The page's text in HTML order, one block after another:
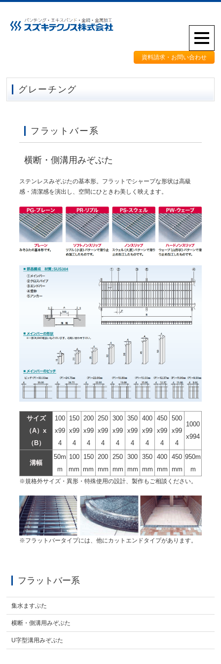
資料請求・お問い合わせ
グレーチング
フラットバー系
横断・側溝用みぞぶた
ステンレスみぞぶたの基本形。フラットでシャープな形状は高級
感・清潔感を演出し、空間にひときわ美しく映えます。
サイズ
（A）x
（B）
100
x99
4
150
x99
4
200
x99
4
250
x99
4
300
x99
4
350
x99
4
400
x99
4
450
x99
4
500
x99
4
1000
x994
溝幅
50m
m
100
mm
150
mm
200
mm
250
mm
300
mm
350
mm
400
mm
450
mm
950m
m
※規格外サイズ・異形・特殊使用の設計、製作もご相談ください。
※フラットバータイプには、他にカットエンドタイプがあります。
フラットバー系
集水ますぶた
横断・側溝用みぞぶた
U字型溝用みぞぶた